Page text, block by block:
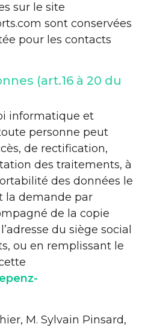
sur le site
sont conservées
pour les contacts
(art.16 à 20 du
informatique et
personne peut
de rectification,
des traitements, à
des données le
la demande par
de la copie
du siège social
ou en remplissant le
M. Sylvain Pinsard,